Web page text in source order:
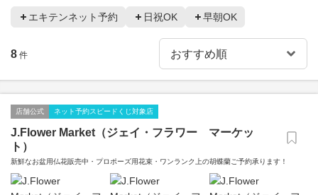
エキテンネット予約 日祝OK 早朝OK
8 件
店舗公式 ネット予約スピードくじ対象店
J.Flower Market（ジェイ・フラワー マーケッ
ト）
新鮮なお盆用仏花販売中・プロポーズ用花束・ワンランク上の胡蝶蘭ご予約承ります！